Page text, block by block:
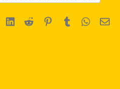
LinkedIn
Reddit Pinterest
Tumblr